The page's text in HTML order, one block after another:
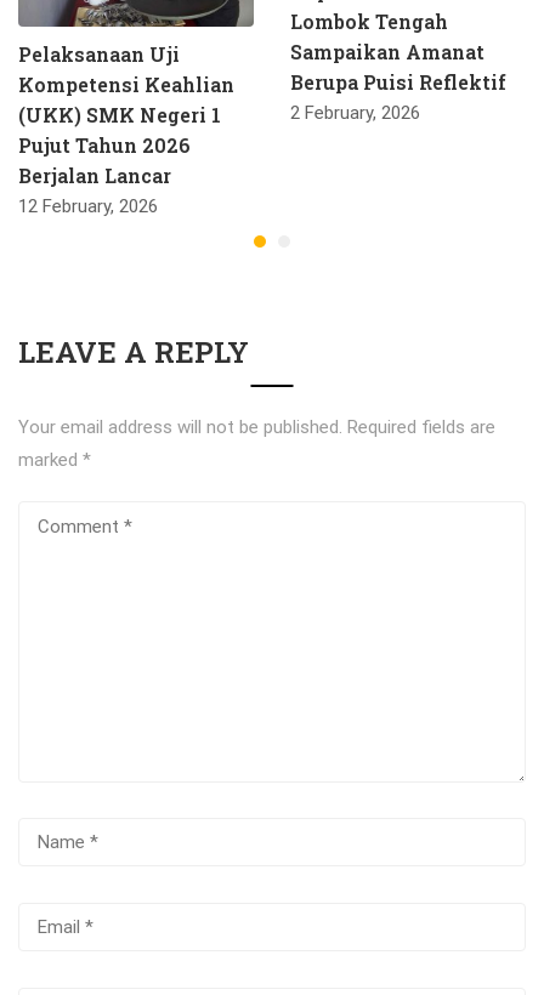
Pelaksanaan Uji
Kompetensi Keahlian
(UKK) SMK Negeri 1
Pujut Tahun 2026
Berjalan Lancar
12 February, 2026
Lombok Tengah
Sampaikan Amanat
Berupa Puisi Reflektif
2 February, 2026
LEAVE A REPLY
Your email address will not be published. Required fields are
marked *